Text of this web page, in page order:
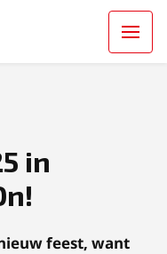
in
feest, want